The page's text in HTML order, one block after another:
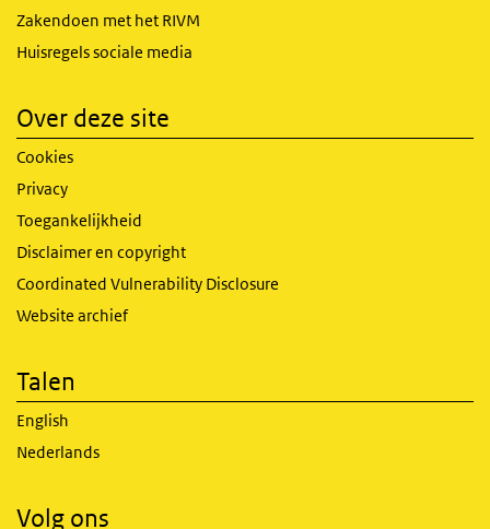
Zakendoen met het RIVM
Huisregels sociale media
Over deze site
Cookies
Privacy
Toegankelijkheid
Disclaimer en copyright
Coordinated Vulnerability Disclosure
Website archief
Talen
English
Nederlands
Volg ons